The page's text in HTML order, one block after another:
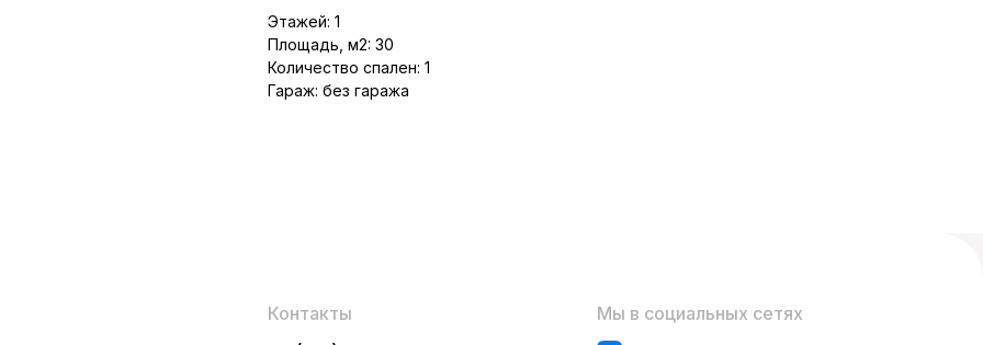
Этажей: 1
Площадь, м2: 30
Количество спален: 1
Гараж: без гаража
Контакты
Мы в социальных сетях